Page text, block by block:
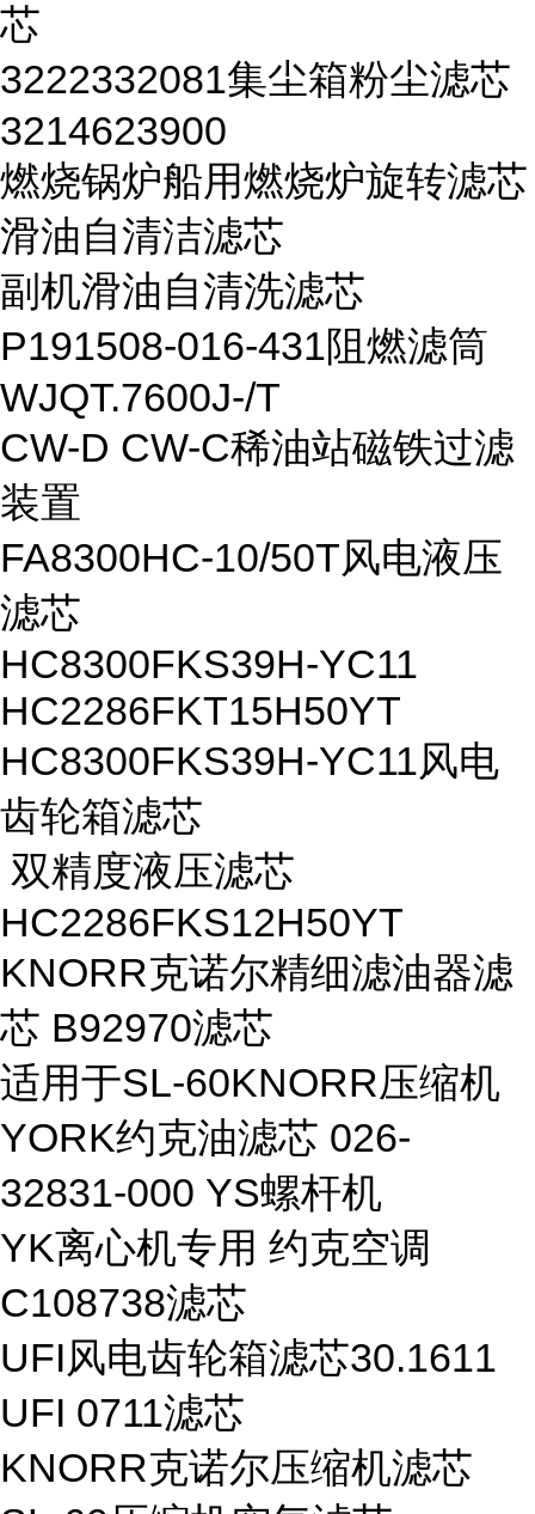
芯
3222332081集尘箱粉尘滤芯
3214623900
燃烧锅炉船用燃烧炉旋转滤芯
滑油自清洁滤芯
副机滑油自清洗滤芯
P191508-016-431阻燃滤筒
WJQT.7600J-/T
CW-D CW-C稀油站磁铁过滤
装置
FA8300HC-10/50T风电液压
滤芯
HC8300FKS39H-YC11
HC2286FKT15H50YT
HC8300FKS39H-YC11风电
齿轮箱滤芯
双精度液压滤芯
HC2286FKS12H50YT
KNORR克诺尔精细滤油器滤
芯 B92970滤芯
适用于SL-60KNORR压缩机
YORK约克油滤芯 026-
32831-000 YS螺杆机
YK离心机专用 约克空调
C108738滤芯
UFI风电齿轮箱滤芯30.1611
UFI 0711滤芯
KNORR克诺尔压缩机滤芯